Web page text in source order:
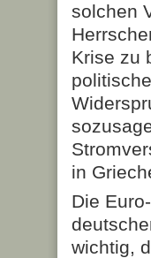
solchen
Krise zu
in
Die
wichtig,